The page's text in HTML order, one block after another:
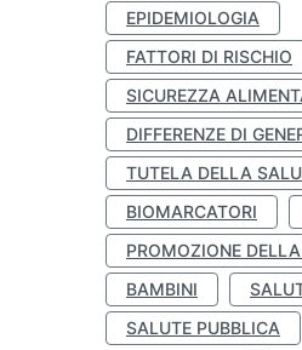
EPIDEMIOLOGIA
FATTORI DI RISCHIO
SICUREZZA
DIFFERENZE DI
TUTELA DELLA
BIOMARCATORI
PROMOZIONE
BAMBINI
SALUTE PUBBLICA